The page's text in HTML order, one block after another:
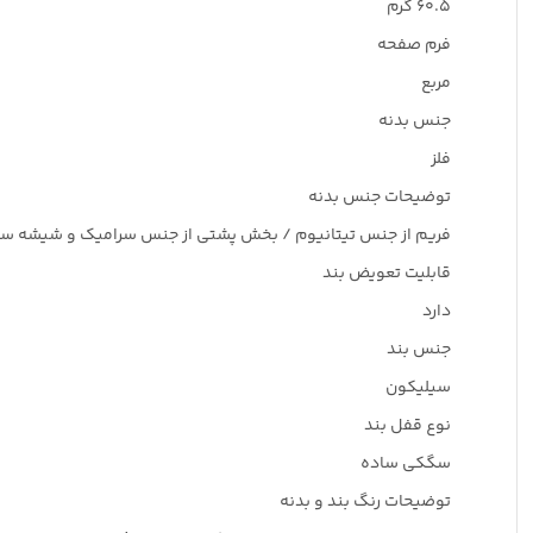
۶۰.۵ گرم
فرم صفحه
مربع
جنس بدنه
فلز
توضیحات جنس بدنه
فریم از جنس تیتانیوم / بخش پشتی از جنس سرامیک و شیشه
قابلیت تعویض بند
دارد
جنس بند
سیلیکون
نوع قفل بند
سگکی ساده
توضیحات رنگ بند و بدنه